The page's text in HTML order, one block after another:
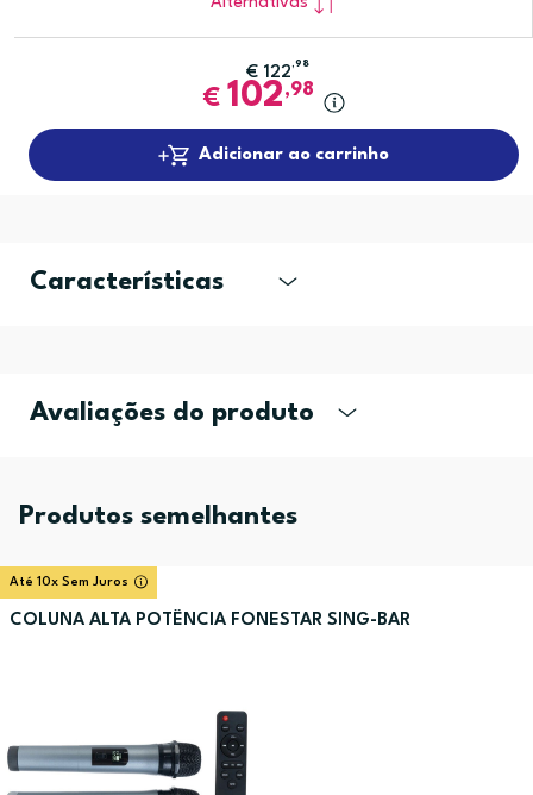
€ 122,98
€ 102,98
Adicionar ao carrinho
Características
Avaliações do produto
Produtos semelhantes
Até 10x Sem Juros
COLUNA ALTA POTÊNCIA FONESTAR SING-BAR